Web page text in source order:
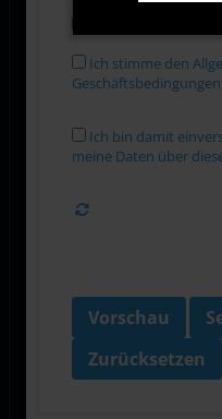
Ich stimme den
Ich bin damit
meine Daten über
Vorschau
Zurücksetzen